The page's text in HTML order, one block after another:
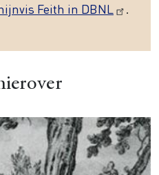
Feith in DBNL .